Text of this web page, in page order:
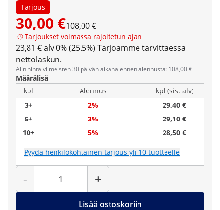
Tarjous
30,00 €108,00 €
Tarjoukset voimassa rajoitetun ajan
23,81 € alv 0% (25.5%) Tarjoamme tarvittaessa
nettolaskun.
Alin hinta viimeisten 30 päivän aikana ennen alennusta: 108,00 €
Määrälisä
kpl
Alennus
kpl (sis. alv)
3+
2%
29,40 €
5+
3%
29,10 €
10+
5% 28,50 €
Pyydä henkilökohtainen tarjous yli 10 tuotteelle
-
Määrä
+
Lisää ostoskoriin